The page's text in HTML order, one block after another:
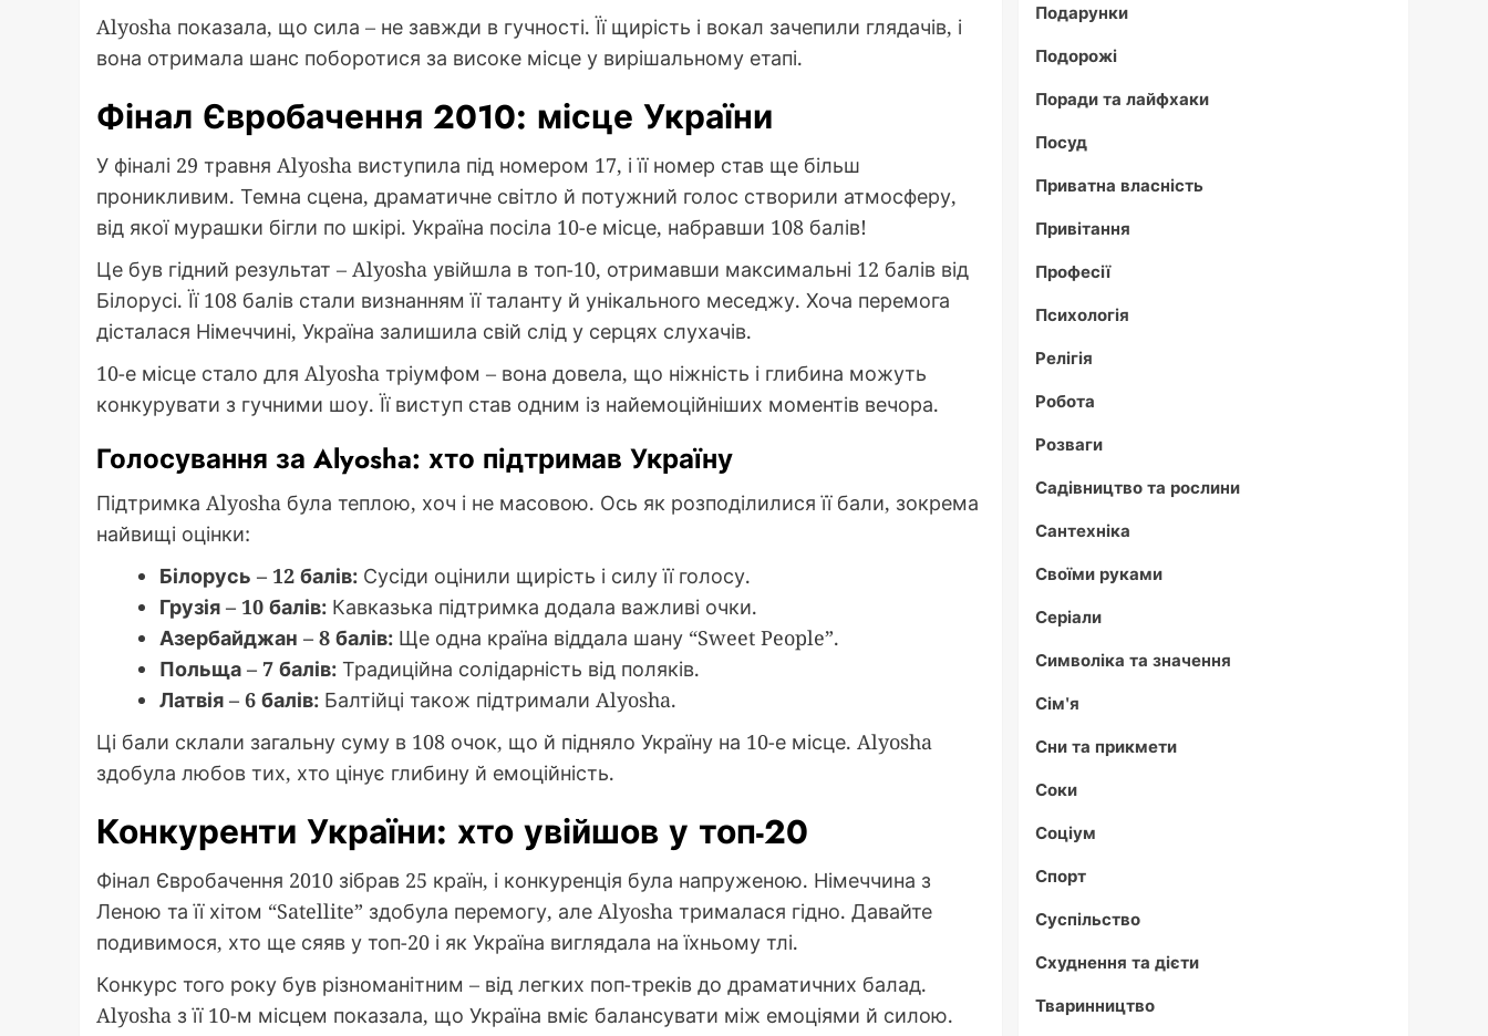
Alyosha показала, що сила – не завжди в гучності. Її щирість і вокал зачепили глядачів, і
вона отримала шанс поборотися за високе місце у вирішальному етапі.
Фінал Євробачення 2010: місце України
У фіналі 29 травня Alyosha виступила під номером 17, і її номер став ще більш
проникливим. Темна сцена, драматичне світло й потужний голос створили атмосферу,
від якої мурашки бігли по шкірі. Україна посіла 10-е місце, набравши 108 балів!
Це був гідний результат – Alyosha увійшла в топ-10, отримавши максимальні 12 балів від
Білорусі. Її 108 балів стали визнанням її таланту й унікального меседжу. Хоча перемога
дісталася Німеччині, Україна залишила свій слід у серцях слухачів.
10-е місце стало для Alyosha тріумфом – вона довела, що ніжність і глибина можуть
конкурувати з гучними шоу. Її виступ став одним із найемоційніших моментів вечора.
Голосування за Alyosha: хто підтримав Україну
Підтримка Alyosha була теплою, хоч і не масовою. Ось як розподілилися її бали, зокрема
найвищі оцінки:
Білорусь – 12 балів: Сусіди оцінили щирість і силу її голосу.
Грузія – 10 балів: Кавказька підтримка додала важливі очки.
Азербайджан – 8 балів: Ще одна країна віддала шану “Sweet People”.
Польща – 7 балів: Традиційна солідарність від поляків.
Латвія – 6 балів: Балтійці також підтримали Alyosha.
Ці бали склали загальну суму в 108 очок, що й підняло Україну на 10-е місце. Alyosha
здобула любов тих, хто цінує глибину й емоційність.
Конкуренти України: хто увійшов у топ-20
Фінал Євробачення 2010 зібрав 25 країн, і конкуренція була напруженою. Німеччина з
Леною та її хітом “Satellite” здобула перемогу, але Alyosha трималася гідно. Давайте
подивимося, хто ще сяяв у топ-20 і як Україна виглядала на їхньому тлі.
Конкурс того року був різноманітним – від легких поп-треків до драматичних балад.
Alyosha з її 10-м місцем показала, що Україна вміє балансувати між емоціями й силою.
Подарунки
Подорожі
Поради та лайфхаки
Посуд
Приватна власність
Привітання
Професії
Психологія
Релігія
Робота
Розваги
Садівництво та рослини
Сантехніка
Своїми руками
Серіали
Символіка та значення
Сім'я
Сни та прикмети
Соки
Соціум
Спорт
Суспільство
Схуднення та дієти
Тваринництво